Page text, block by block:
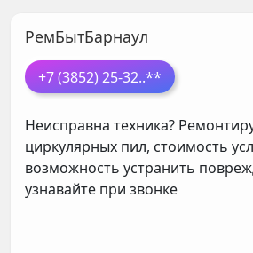
РемБытБарнаул
+7 (3852) 25-32..**
Неисправна техника?
циркулярных пил, стоимость
возможность устранить
узнавайте при звонке